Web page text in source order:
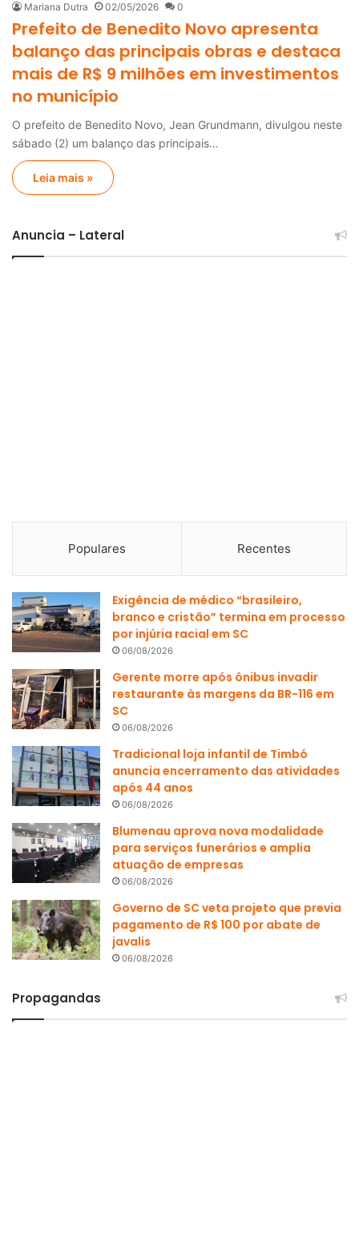
Mariana Dutra 02/05/2026 0
Prefeito de Benedito Novo apresenta
balanço das principais obras e destaca
mais de R$ 9 milhões em investimentos
no município
O prefeito de Benedito Novo, Jean Grundmann, divulgou neste
sábado (2) um balanço das principais…
Leia mais »
Anuncia – Lateral
Populares Recentes
Exigência de médico “brasileiro,
branco e cristão” termina em processo
por injúria racial em SC
06/08/2026
Gerente morre após ônibus invadir
restaurante às margens da BR-116 em
SC
06/08/2026
Tradicional loja infantil de Timbó
anuncia encerramento das atividades
após 44 anos
06/08/2026
Blumenau aprova nova modalidade
para serviços funerários e amplia
atuação de empresas
06/08/2026
Governo de SC veta projeto que previa
pagamento de R$ 100 por abate de
javalis
06/08/2026
Propagandas